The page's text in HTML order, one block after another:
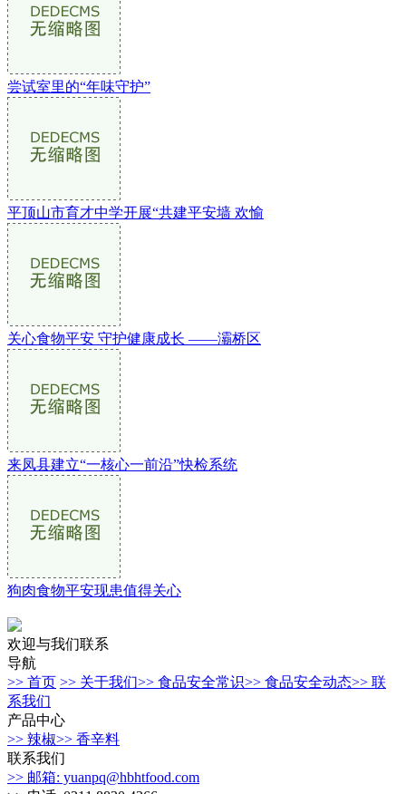
尝试室里的“年味守护”
平顶山市育才中学开展“共建平安墙 欢愉
关心食物平安 守护健康成长 ——灞桥区
来凤县建立“一核心一前沿”快检系统
狗肉食物平安现患值得关心
欢迎与我们联系
导航
>> 首页 >> 关于我们>> 食品安全常识>> 食品安全动态>> 联
系我们
产品中心
>> 辣椒>> 香辛料
联系我们
>> 邮箱: yuanpq@hbhtfood.com